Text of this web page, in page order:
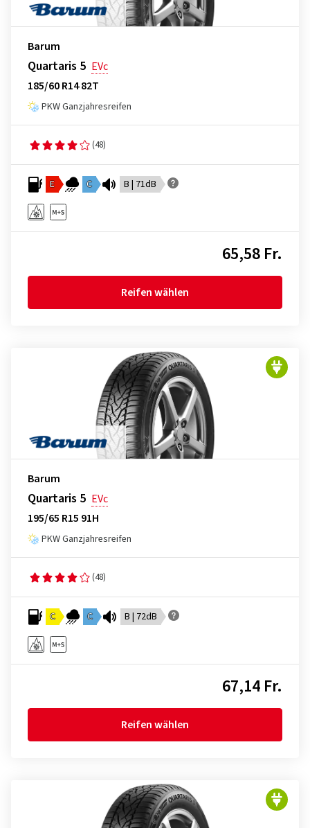
Barum
Quartaris 5 EVc
185/60 R14 82T
PKW Ganzjahresreifen
(48)
E C B | 71dB
65,58 Fr.
Reifen wählen
Barum
Quartaris 5 EVc
195/65 R15 91H
PKW Ganzjahresreifen
(48)
C C B | 72dB
67,14 Fr.
Reifen wählen